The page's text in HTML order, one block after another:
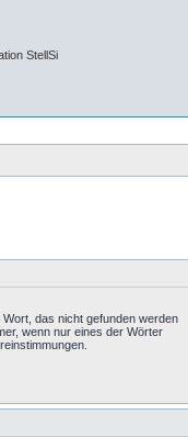
StellSi
Wort, das nicht gefunden werden
wenn nur eines der Wörter